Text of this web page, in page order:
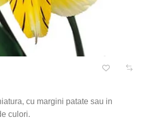
cu margini patate sau in
culori.